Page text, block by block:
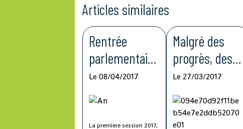
Articles similaires
Rentrée
parlementaire
2017
Le 08/04/2017
La première session 2017,
Malgré des
progrès, des
lacunes
subsistent
dans la lutte
Le 27/03/2017